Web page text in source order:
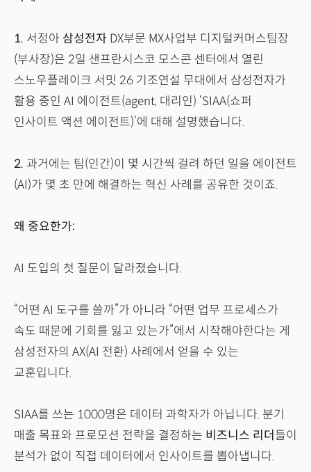
1. 서정아 삼성전자 DX부문 MX사업부 디지털커머스팀장
(부사장)은 2일 샌프란시스코 모스콘 센터에서 열린
스노우플레이크 서밋 26 기조연설 무대에서 삼성전자가
활용 중인 AI 에이전트(agent, 대리인) ‘SIAA(쇼퍼
인사이트 액션 에이전트)’에 대해 설명했습니다.
2. 과거에는 팀(인간)이 몇 시간씩 걸려 하던 일을 에이전트
(AI)가 몇 초 만에 해결하는 혁신 사례를 공유한 것이죠.
왜 중요한가:
AI 도입의 첫 질문이 달라졌습니다.
“어떤 AI 도구를 쓸까”가 아니라 “어떤 업무 프로세스가
속도 때문에 기회를 잃고 있는가”에서 시작해야한다는 게
삼성전자의 AX(AI 전환) 사례에서 얻을 수 있는
교훈입니다.
SIAA를 쓰는 1000명은 데이터 과학자가 아닙니다. 분기
매출 목표와 프로모션 전략을 결정하는 비즈니스 리더 들이
분석가 없이 직접 데이터에서 인사이트를 뽑아냅니다.